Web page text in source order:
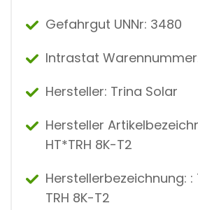
Gefahrgut UNNr: 3480
Intrastat
Hersteller: Trina Solar
Hersteller
HT*TRH 8K-T2
Herstellerbezeichnung: :
TRH 8K-T2